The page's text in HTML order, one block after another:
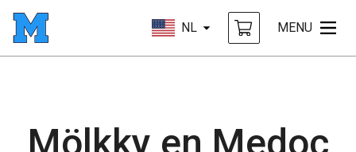
NL MENU
Mölkky en Medoc